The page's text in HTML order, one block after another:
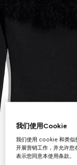
我们使用Cookie
我们使用 cookie 和类似
开展营销工作，并允许您
表示您同意本使用条款。